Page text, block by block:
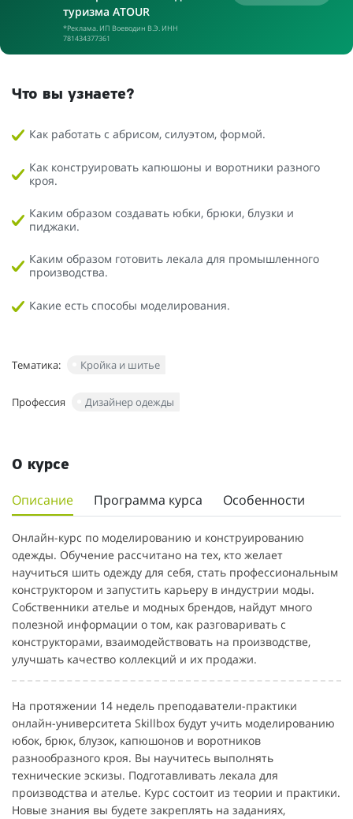
туризма ATOUR
*Реклама. ИП Воеводин В.Э. ИНН
781434377361
Что вы узнаете?
Как работать с абрисом, силуэтом, формой.
Как конструировать капюшоны и воротники разного
кроя.
Каким образом создавать юбки, брюки, блузки и
пиджаки.
Каким образом готовить лекала для промышленного
производства.
Какие есть способы моделирования.
Тематика: Кройка и шитье
Профессия Дизайнер одежды
О курсе
Описание Программа курса Особенности
Онлайн-курс по моделированию и конструированию
одежды. Обучение рассчитано на тех, кто желает
научиться шить одежду для себя, стать профессиональным
конструктором и запустить карьеру в индустрии моды.
Собственники ателье и модных брендов, найдут много
полезной информации о том, как разговаривать с
конструкторами, взаимодействовать на производстве,
улучшать качество коллекций и их продажи.
На протяжении 14 недель преподаватели-практики
онлайн-университета Skillbox будут учить моделированию
юбок, брюк, блузок, капюшонов и воротников
разнообразного кроя. Вы научитесь выполнять
технические эскизы. Подготавливать лекала для
производства и ателье. Курс состоит из теории и практики.
Новые знания вы будете закреплять на заданиях,